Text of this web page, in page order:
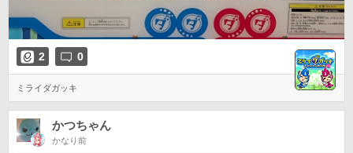
2 0
ミライダガッキ
かつちゃん
かなり前